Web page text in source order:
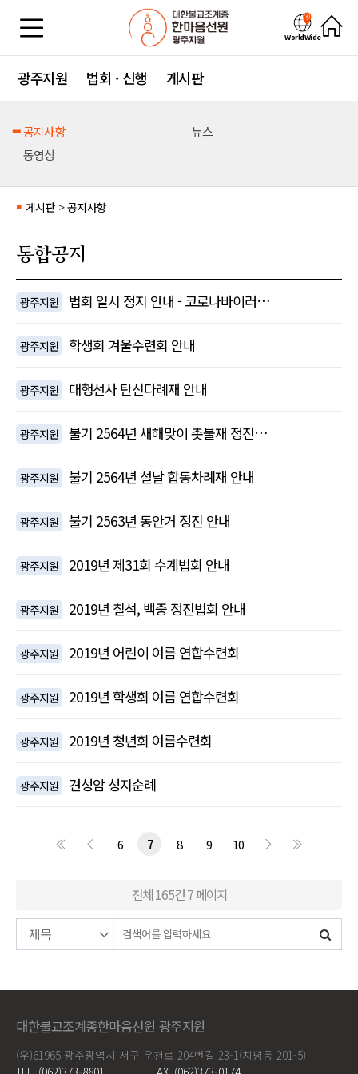
WorldWide
광주지원 법회 · 신행 게시판
공지사항
뉴스
동영상
■ 게시판 >공지사항
통합공지
광주지원 법회 일시 정지 안내 - 코로나바이러…
광주지원 학생회 겨울수련회 안내
광주지원 대행선사 탄신다례재 안내
광주지원 불기 2564년 새해맞이 촛불재 정진…
광주지원 불기 2564년 설날 합동차례재 안내
광주지원 불기 2563년 동안거 정진 안내
광주지원 2019년 제31회 수계법회 안내
광주지원 2019년 칠석, 백중 정진법회 안내
광주지원 2019년 어린이 여름 연합수련회
광주지원 2019년 학생회 여름 연합수련회
광주지원 2019년 청년회 여름수련회
광주지원 견성암 성지순례
6 7 8 9 10
전체 165건7 페이지
대한불교조계종한마음선원 광주지원
(우)61965 광주광역시 서구 운천로 204번길 23-1(치평동 201-5)